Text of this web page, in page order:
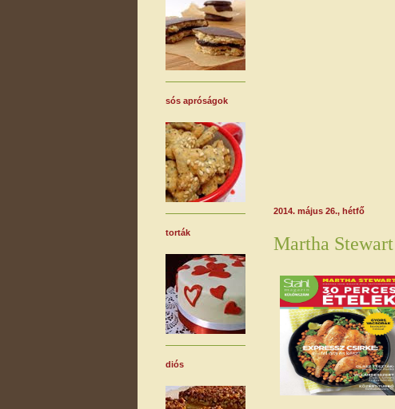
2014. május 26., hétfő
Martha
sós apróságok
torták
diós